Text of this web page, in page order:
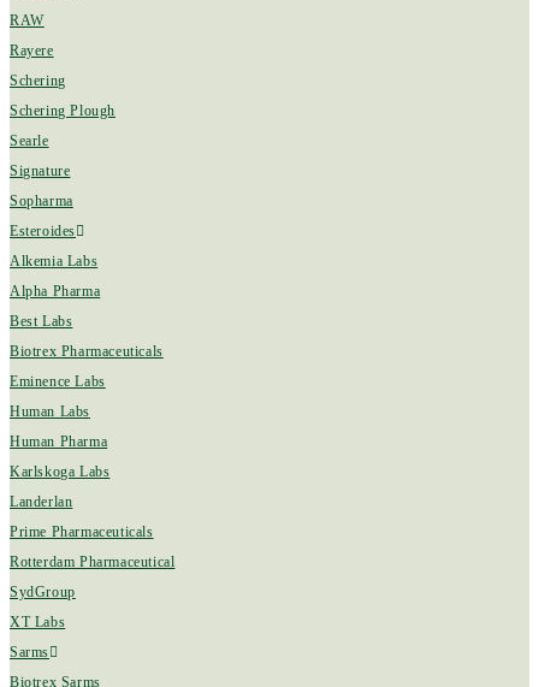
RAW
Rayere
Schering
Schering Plough
Searle
Signature
Sopharma
Esteroides
Alkemia Labs
Alpha Pharma
Best Labs
Biotrex Pharmaceuticals
Eminence Labs
Human Labs
Human Pharma
Karlskoga Labs
Landerlan
Prime Pharmaceuticals
Rotterdam Pharmaceutical
SydGroup
XT Labs
Sarms
Biotrex Sarms